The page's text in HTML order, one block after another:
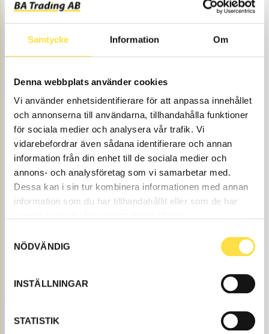
Samtycke Information Om
Denna webbplats använder cookies
Vi använder enhetsidentifierare för att anpassa innehållet
och annonserna till användarna, tillhandahålla funktioner
för sociala medier och analysera vår trafik. Vi
vidarebefordrar även sådana identifierare och annan
information från din enhet till de sociala medier och
annons- och analysföretag som vi samarbetar med.
Dessa kan i sin tur kombinera informationen med annan
information som du har tillhandahållit eller som de har
NÖDVÄNDIG
INSTÄLLNINGAR
STATISTIK
Åtgår1
4 790.00
Ordered, 4-6 days
BUY
STARTER MOTOR
Price, VAT excl.
Ordered, 4-6 days
BUY
Here you find Engine block heater to L120 wheel
loaders as Volvo parts at BA Trading. Our Engine block